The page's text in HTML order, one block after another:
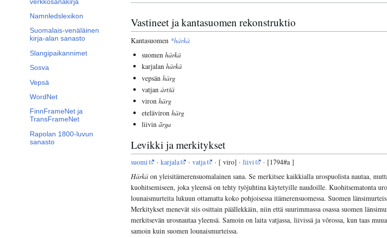
Namnledslexikon
Suomalais-venäläinen
kirja-alan sanasto
Slangipaikannimet
Sosva
Vepsä
WordNet
FinnFrameNet ja
TransFrameNet
Rapolan 1800-luvun
sanasto
Vastineet ja kantasuomen rekonstruktio
Kantasuomen *härkä
suomenhärkä
karjalanhärkä
vepsänhärg
vatjanärtšä
vironhärg
etelävironhärg
liivinǟrga
Levikki ja merkitykset
suomi · karjala · vatja · [ viro] · liivi
· [1794#a ]
Härkä on yleisitämerensuomalainen sana. Se merkitsee kaikkialla urospuolista nautaa,
kuohitsemiseen, joka yleensä on tehty työjuhtina käytetyille naudoille. Kuohitsematonta
lounaismurteita lukuun ottamatta koko pohjoisessa itämerensuomessa. Suomen
Merkitykset menevät siis osittain päällekkäin, niin että suurimmassa osassa suomen
merkitsevän urosnautaa yleensä. Samoin on laita vatjassa, liivissä ja võrossa, kun taas
samoin kuin suomen lounaismurteissa.